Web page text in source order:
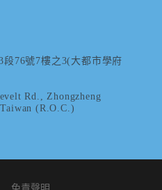
76號7樓之3(大都市學府
Rd., Zhongzheng
(R.O.C.)